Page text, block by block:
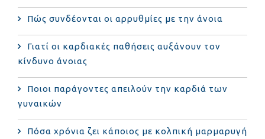
Πώς συνδέονται οι αρρυθμίες με την άνοια
Γιατί οι καρδιακές παθήσεις αυξάνουν τον
κίνδυνο άνοιας
Ποιοι παράγοντες απειλούν την καρδιά των
γυναικών
Πόσα χρόνια ζει κάποιος με κολπική μαρμαρυγή